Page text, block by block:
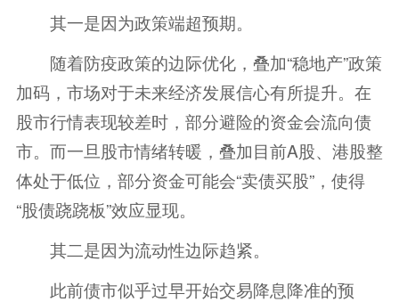
其一是因为政策端超预期。
随着防疫政策的边际优化，叠加“稳地产”政策
加码，市场对于未来经济发展信心有所提升。在
股市行情表现较差时，部分避险的资金会流向债
市。而一旦股市情绪转暖，叠加目前A股、港股整
体处于低位，部分资金可能会“卖债买股”，使得
“股债跷跷板”效应显现。
其二是因为流动性边际趋紧。
此前债市似乎过早开始交易降息降准的预